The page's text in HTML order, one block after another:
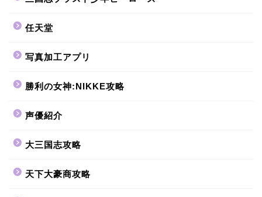
任天堂
写真加工アプリ
勝利の女神:NIKKE攻略
声優紹介
大三国志攻略
天下大豪商攻略